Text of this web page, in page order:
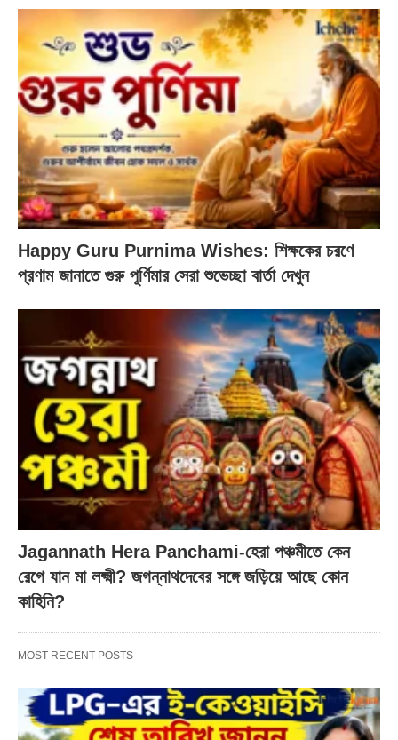
Happy Guru Purnima Wishes: শিক্ষকের চরণে
প্রণাম জানাতে গুরু পূর্ণিমার সেরা শুভেচ্ছা বার্তা দেখুন
Jagannath Hera Panchami-হেরা পঞ্চমীতে কেন
রেগে যান মা লক্ষ্মী? জগন্নাথদেবের সঙ্গে জড়িয়ে আছে কোন
কাহিনি?
MOST RECENT POSTS